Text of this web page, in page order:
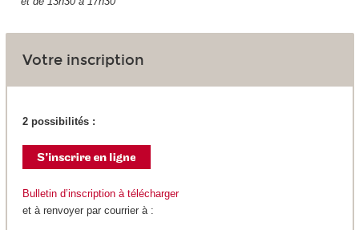
Votre inscription
2 possibilités :
Bulletin d’inscription à télécharger
et à renvoyer par courrier à :